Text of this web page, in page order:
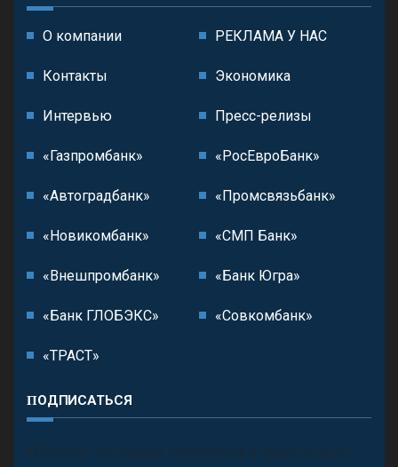
О компании РЕКЛАМА У НАС
Контакты Экономика
Интервью Пресс-релизы
«Газпромбанк» «РосЕвроБанк»
«Автоградбанк» «Промсвязьбанк»
«Новикомбанк» «СМП Банк»
«Внешпромбанк» «Банк Югра»
«Банк ГЛОБЭКС» «Совкомбанк»
«ТРАСТ»
ПОДПИСАТЬСЯ
П олучить последние обновления и предложения.